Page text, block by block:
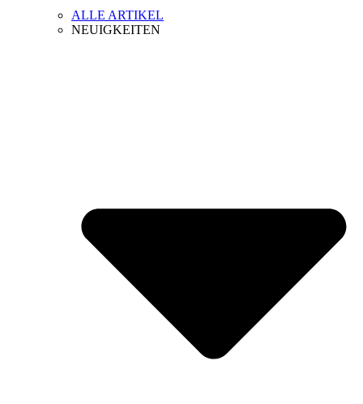
ALLE ARTIKEL
NEUIGKEITEN